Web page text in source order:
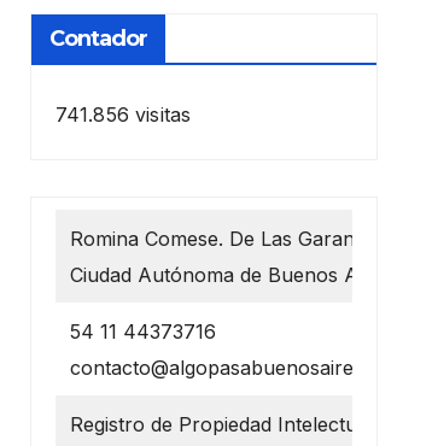
Contador
741.856 visitas
Romina Comese. De Las Garantías 1218
Ciudad Autónoma de Buenos Aires
54 11 44373716
contacto@algopasabuenosaires.com.ar
Registro de Propiedad Intelectual